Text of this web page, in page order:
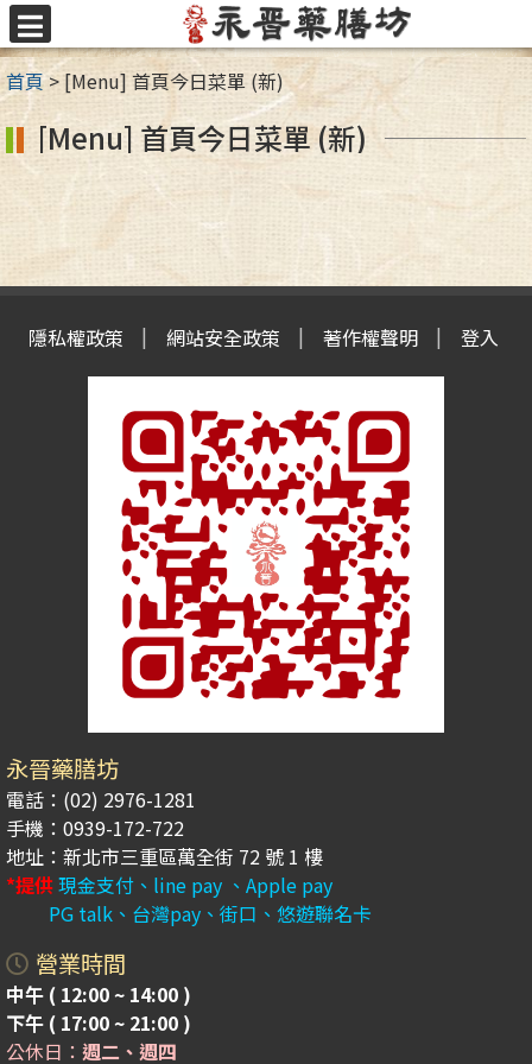
跳
至
主
要
內
容
首頁>[Menu] 首頁今日菜單 (新)
[Menu] 首頁今日菜單 (新)
隱私權政策 網站安全政策 著作權聲明 登入
永晉藥膳坊
電話：(02) 2976-1281
手機：0939-172-722
地址：新北市三重區萬全街 72 號 1 樓
*提供現金支付、line pay 、Apple pay
PG talk、台灣pay、街口、悠遊聯名卡
營業時間
中午 ( 12:00 ~ 14:00 )
下午 ( 17:00 ~ 21:00 )
公休日： 週二、週四
選
單